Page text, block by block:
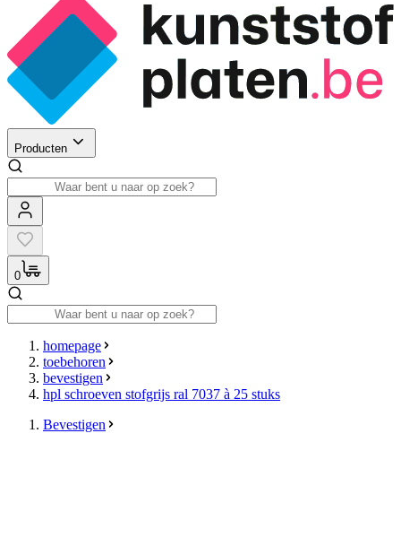
Producten
0
homepage
toebehoren
bevestigen
hpl schroeven stofgrijs ral 7037 à 25 stuks
Bevestigen